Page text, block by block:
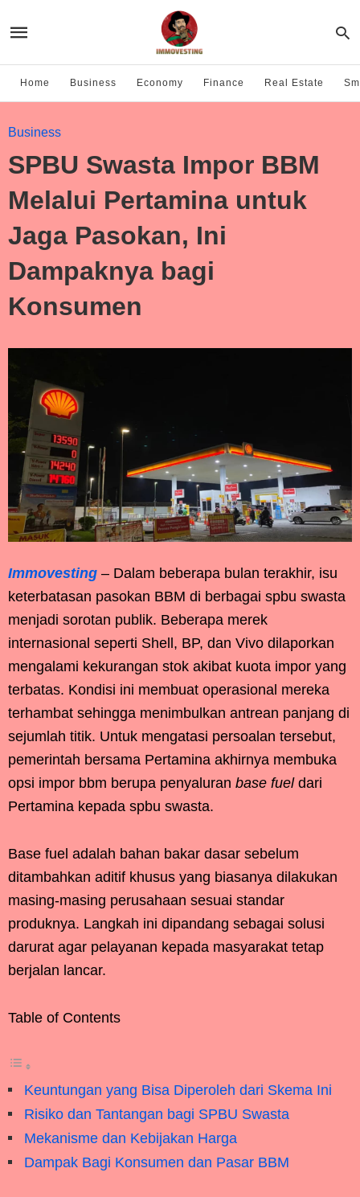
Home Business Economy Finance Real Estate
Business
SPBU Swasta Impor BBM
Melalui Pertamina untuk
Jaga Pasokan, Ini
Dampaknya bagi
Konsumen
Immovesting – Dalam beberapa bulan terakhir, isu
keterbatasan pasokan BBM di berbagai spbu swasta
menjadi sorotan publik. Beberapa merek
internasional seperti Shell, BP, dan Vivo dilaporkan
mengalami kekurangan stok akibat kuota impor yang
terbatas. Kondisi ini membuat operasional mereka
terhambat sehingga menimbulkan antrean panjang di
sejumlah titik. Untuk mengatasi persoalan tersebut,
pemerintah bersama Pertamina akhirnya membuka
opsi impor bbm berupa penyaluran base fueldari
Pertamina kepada spbu swasta.
Base fuel adalah bahan bakar dasar sebelum
ditambahkan aditif khusus yang biasanya dilakukan
masing-masing perusahaan sesuai standar
produknya. Langkah ini dipandang sebagai solusi
darurat agar pelayanan kepada masyarakat tetap
berjalan lancar.
Table of Contents
Keuntungan yang Bisa Diperoleh dari Skema Ini
Risiko dan Tantangan bagi SPBU Swasta
Mekanisme dan Kebijakan Harga
Dampak Bagi Konsumen dan Pasar BBM